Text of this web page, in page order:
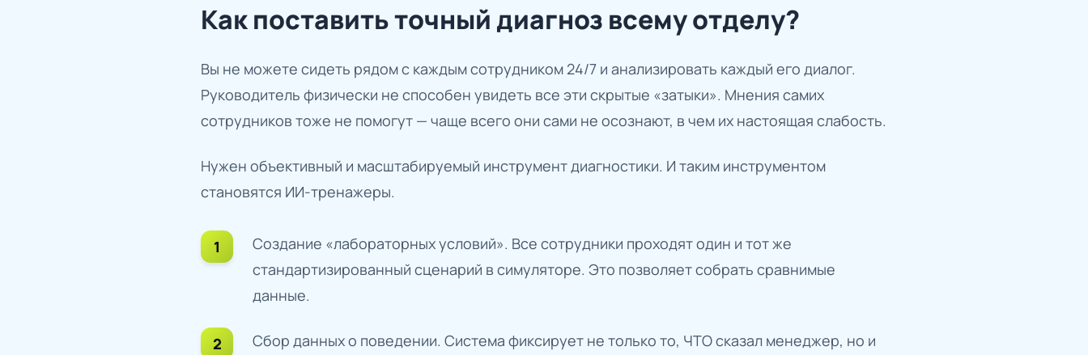
Как поставить точный диагноз всему отделу?
Вы не можете сидеть рядом с каждым сотрудником 24/7 и анализировать каждый его диалог.
Руководитель физически не способен увидеть все эти скрытые «затыки». Мнения самих
сотрудников тоже не помогут — чаще всего они сами не осознают, в чем их настоящая слабость.
Нужен объективный и масштабируемый инструмент диагностики. И таким инструментом
становятся ИИ-тренажеры.
Создание «лабораторных условий». Все сотрудники проходят один и тот же
стандартизированный сценарий в симуляторе. Это позволяет собрать сравнимые
данные.
Сбор данных о поведении. Система фиксирует не только то, ЧТО сказал менеджер, но и